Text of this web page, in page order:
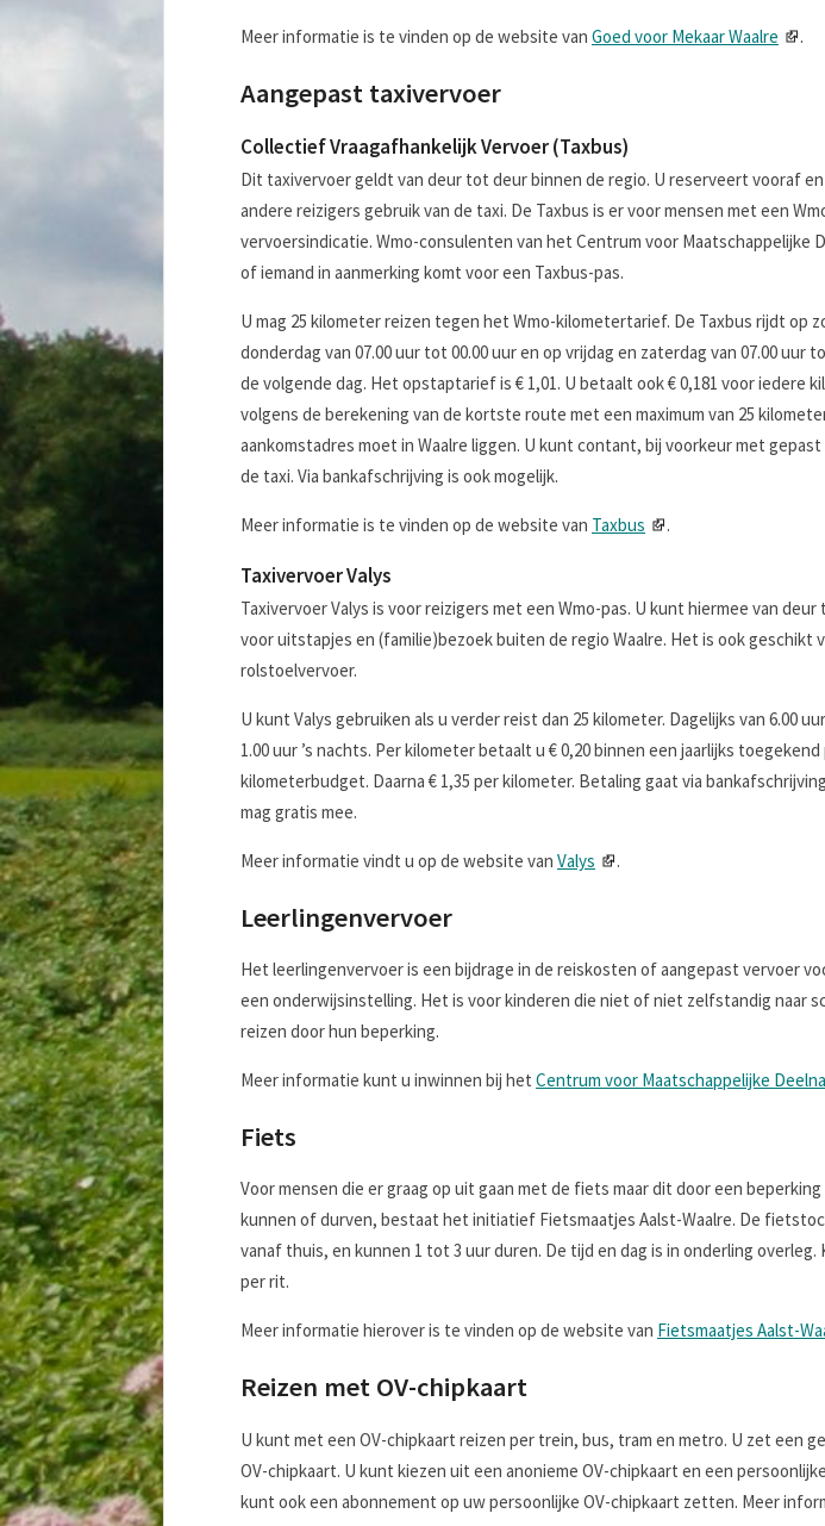
Meer informatie is te vinden op de website van Goed voor Mekaar Waalre .
Aangepast taxivervoer
Collectief Vraagafhankelijk Vervoer (Taxbus)
Dit taxivervoer geldt van deur tot deur binnen de regio. U reserveert vooraf
andere reizigers gebruik van de taxi. De Taxbus is er voor mensen met een
vervoersindicatie. Wmo-consulenten van het Centrum voor Maatschappelijke
of iemand in aanmerking komt voor een Taxbus-pas.
U mag 25 kilometer reizen tegen het Wmo-kilometertarief. De Taxbus rijdt op
donderdag van 07.00 uur tot 00.00 uur en op vrijdag en zaterdag van 07.00 uur
de volgende dag. Het opstaptarief is € 1,01. U betaalt ook € 0,181 voor iedere
volgens de berekening van de kortste route met een maximum van 25
aankomstadres moet in Waalre liggen. U kunt contant, bij voorkeur met
de taxi. Via bankafschrijving is ook mogelijk.
Meer informatie is te vinden op de website van Taxbus .
Taxivervoer Valys
Taxivervoer Valys is voor reizigers met een Wmo-pas. U kunt hiermee van
voor uitstapjes en (familie)bezoek buiten de regio Waalre. Het is ook geschikt
rolstoelvervoer.
U kunt Valys gebruiken als u verder reist dan 25 kilometer. Dagelijks van 6.00
1.00 uur ’s nachts. Per kilometer betaalt u € 0,20 binnen een jaarlijks
kilometerbudget. Daarna € 1,35 per kilometer. Betaling gaat via
mag gratis mee.
Meer informatie vindt u op de website van Valys .
Leerlingenvervoer
Het leerlingenvervoer is een bijdrage in de reiskosten of aangepast vervoer
een onderwijsinstelling. Het is voor kinderen die niet of niet zelfstandig naar
reizen door hun beperking.
Meer informatie kunt u inwinnen bij het Centrum voor Maatschappelijke
Fiets
Voor mensen die er graag op uit gaan met de fiets maar dit door een
kunnen of durven, bestaat het initiatief Fietsmaatjes Aalst-Waalre. De
vanaf thuis, en kunnen 1 tot 3 uur duren. De tijd en dag is in onderling overleg.
per rit.
Meer informatie hierover is te vinden op de website van Fietsmaatjes Aalst-
Reizen met OV-chipkaart
U kunt met een OV-chipkaart reizen per trein, bus, tram en metro. U zet een
OV-chipkaart. U kunt kiezen uit een anonieme OV-chipkaart en een
kunt ook een abonnement op uw persoonlijke OV-chipkaart zetten. Meer